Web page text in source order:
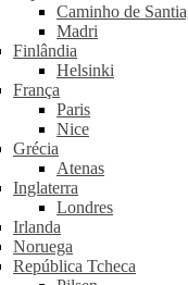
Caminho de
Madri
Finlândia
Helsinki
França
Paris
Nice
Grécia
Atenas
Inglaterra
Londres
Irlanda
Noruega
República Tcheca